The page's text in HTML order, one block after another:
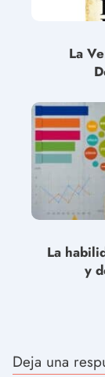
La
La
y
Deja una